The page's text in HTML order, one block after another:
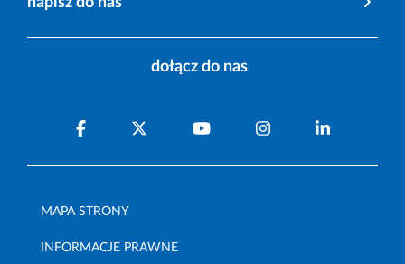
dołącz do nas
MAPA STRONY
INFORMACJE PRAWNE